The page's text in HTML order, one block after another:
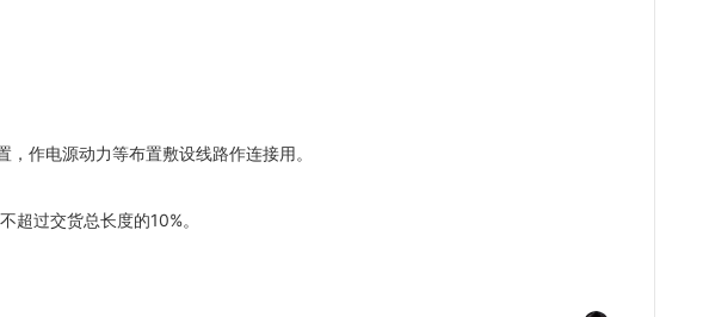
作电源动力等布置敷设线路作连接用。
超过交货总长度的10%。